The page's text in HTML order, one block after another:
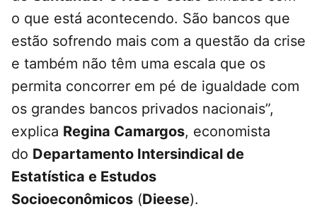
o que está acontecendo. São bancos que
estão sofrendo mais com a questão da crise
e também não têm uma escala que os
permita concorrer em pé de igualdade com
os grandes bancos privados nacionais”,
explica Regina Camargos, economista
do Departamento Intersindical de
Estatística e Estudos
Socioeconômicos (Dieese).